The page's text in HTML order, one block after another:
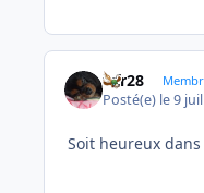
frfr28
Posté(e) le 9
Soit heureux